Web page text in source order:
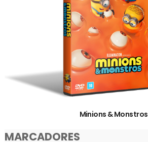
Minions & Monstros
MARCADORES